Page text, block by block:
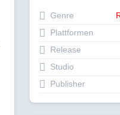
Genre
Plattformen
Release
Studio
Publisher